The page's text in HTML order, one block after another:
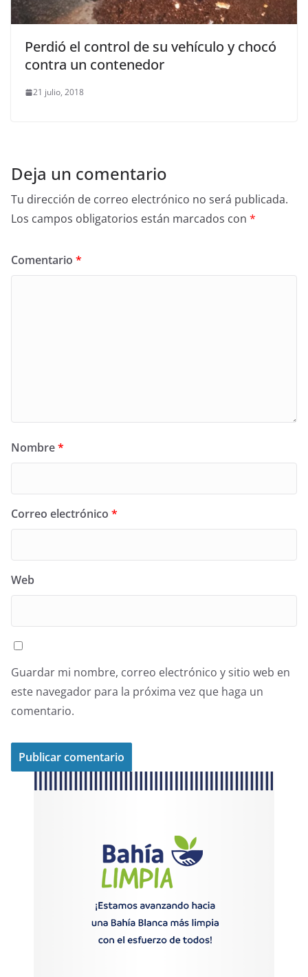
Perdió el control de su vehículo y chocó
contra un contenedor
21 julio, 2018
Deja un comentario
Tu dirección de correo electrónico no será publicada.
Los campos obligatorios están marcados con *
Comentario *
Nombre*
Correo electrónico *
Web
Guardar mi nombre, correo electrónico y sitio web en
este navegador para la próxima vez que haga un
comentario.